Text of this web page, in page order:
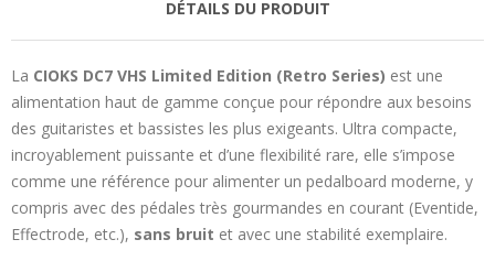
DÉTAILS DU PRODUIT
La CIOKS DC7 VHS Limited Edition (Retro Series) est une
alimentation haut de gamme conçue pour répondre aux besoins
des guitaristes et bassistes les plus exigeants. Ultra compacte,
incroyablement puissante et d’une flexibilité rare, elle s’impose
comme une référence pour alimenter un pedalboard moderne, y
compris avec des pédales très gourmandes en courant (Eventide,
Effectrode, etc.), sans bruit et avec une stabilité exemplaire.